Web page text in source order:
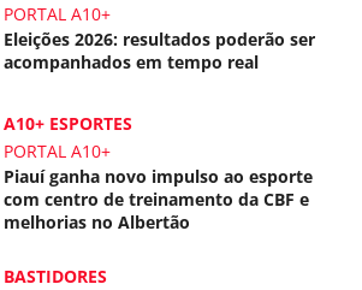
PORTAL A10+
Eleições 2026: resultados poderão ser
acompanhados em tempo real
A10+ ESPORTES
PORTAL A10+
Piauí ganha novo impulso ao esporte
com centro de treinamento da CBF e
melhorias no Albertão
BASTIDORES